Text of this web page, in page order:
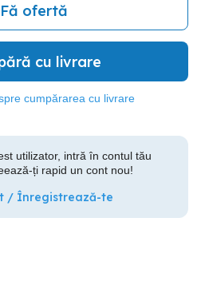
Fă ofertă
cu livrare
cumpărarea cu livrare
utilizator, intră în contul tău
ți rapid un cont nou!
/ Înregistrează-te